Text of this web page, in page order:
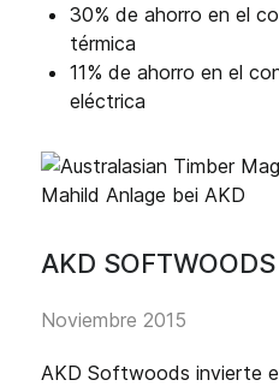
30% de ahorro en el
térmica
11% de ahorro en el
eléctrica
AKD SOFTWOODS
Noviembre 2015
AKD Softwoods invierte